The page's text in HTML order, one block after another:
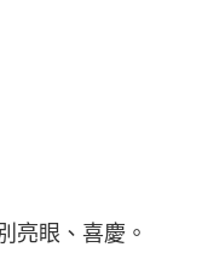
眼、喜慶。